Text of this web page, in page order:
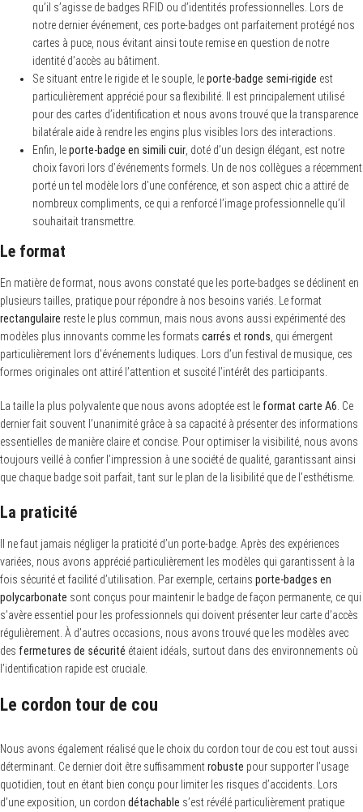
qu’il s’agisse de badges RFID ou d’identités professionnelles. Lors de
notre dernier événement, ces porte-badges ont parfaitement protégé nos
cartes à puce, nous évitant ainsi toute remise en question de notre
identité d’accès au bâtiment.
Se situant entre le rigide et le souple, leporte-badge semi-rigide est
particulièrement apprécié pour sa flexibilité. Il est principalement utilisé
pour des cartes d’identification et nous avons trouvé que la transparence
bilatérale aide à rendre les engins plus visibles lors des interactions.
Enfin, leporte-badge en simili cuir , doté d’un design élégant, est notre
choix favori lors d’événements formels. Un de nos collègues a récemment
porté un tel modèle lors d’une conférence, et son aspect chic a attiré de
nombreux compliments, ce qui a renforcé l’image professionnelle qu’il
souhaitait transmettre.
Le format
En matière de format, nous avons constaté que les porte-badges se déclinent en
plusieurs tailles, pratique pour répondre à nos besoins variés. Le format
rectangulaire reste le plus commun, mais nous avons aussi expérimenté des
modèles plus innovants comme les formats carrés etronds , qui émergent
particulièrement lors d’événements ludiques. Lors d’un festival de musique, ces
formes originales ont attiré l’attention et suscité l’intérêt des participants.
La taille la plus polyvalente que nous avons adoptée est le format carte A6 . Ce
dernier fait souvent l’unanimité grâce à sa capacité à présenter des informations
essentielles de manière claire et concise. Pour optimiser la visibilité, nous avons
toujours veillé à confier l’impression à une société de qualité, garantissant ainsi
que chaque badge soit parfait, tant sur le plan de la lisibilité que de l’esthétisme.
La praticité
Il ne faut jamais négliger la praticité d’un porte-badge. Après des expériences
variées, nous avons apprécié particulièrement les modèles qui garantissent à la
fois sécurité et facilité d’utilisation. Par exemple, certains porte-badges en
polycarbonate sont conçus pour maintenir le badge de façon permanente, ce qui
s’avère essentiel pour les professionnels qui doivent présenter leur carte d’accès
régulièrement. À d’autres occasions, nous avons trouvé que les modèles avec
des fermetures de sécurité étaient idéals, surtout dans des environnements où
l’identification rapide est cruciale.
Le cordon tour de cou
Nous avons également réalisé que le choix du cordon tour de cou est tout aussi
déterminant. Ce dernier doit être suffisammentrobuste pour supporter l’usage
quotidien, tout en étant bien conçu pour limiter les risques d’accidents. Lors
d’une exposition, un cordon détachable s’est révélé particulièrement pratique